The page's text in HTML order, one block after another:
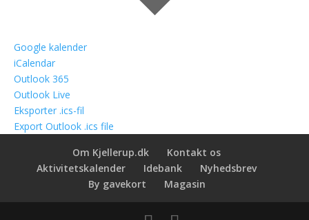
Google kalender
iCalendar
Outlook 365
Outlook Live
Eksporter .ics-fil
Export Outlook .ics file
Om Kjellerup.dk
Kontakt os
Aktivitetskalender
Idebank
Nyhedsbrev
By gavekort
Magasin